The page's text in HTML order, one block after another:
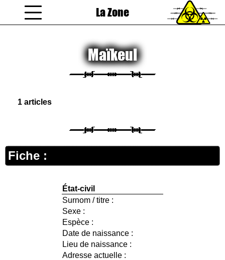
La Zone
Maïkeul
1 articles
Fiche :
État-civil
Surnom / titre :
Sexe :
Espèce :
Date de naissance :
Lieu de naissance :
Adresse actuelle :